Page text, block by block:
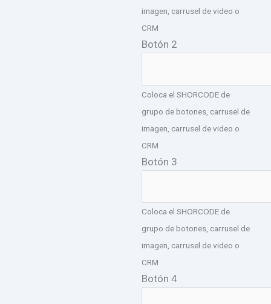
imagen, carrusel de video o
CRM
Botón 2
Coloca el SHORCODE de
grupo de botones, carrusel de
imagen, carrusel de video o
CRM
Botón 3
Coloca el SHORCODE de
grupo de botones, carrusel de
imagen, carrusel de video o
CRM
Botón 4